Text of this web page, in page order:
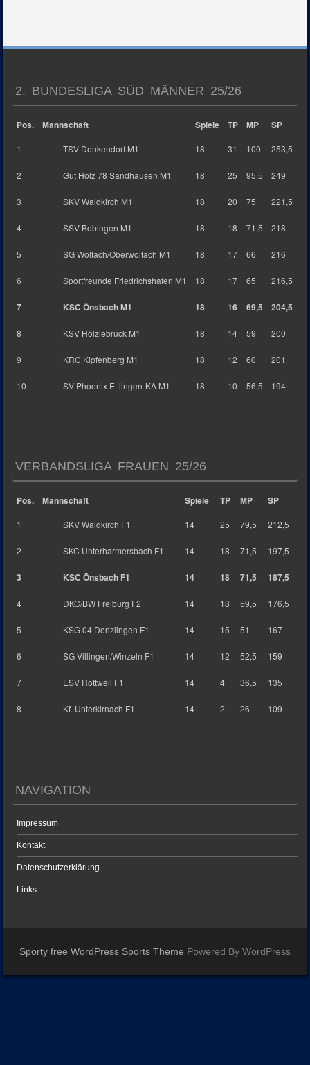
2. BUNDESLIGA SÜD MÄNNER 25/26
Pos. Mannschaft Spiele TP MP SP
1 TSV Denkendorf M1 18 31 100 253,5
2 Gut Holz 78 Sandhausen M1 18 25 95,5 249
3 SKV Waldkirch M1 18 20 75 221,5
4 SSV Bobingen M1 18 18 71,5 218
5 SG Wolfach/Oberwolfach M1 18 17 66 216
6 Sportfreunde Friedrichshafen M1 18 17 65 216,5
7 KSC Önsbach M1 18 16 69,5 204,5
8 KSV Hölzlebruck M1 18 14 59 200
9 KRC Kipfenberg M1 18 12 60 201
10 SV Phoenix Ettlingen-KA M1 18 10 56,5 194
VERBANDSLIGA FRAUEN 25/26
Pos. Mannschaft Spiele TP MP SP
1 SKV Waldkirch F1 14 25 79,5 212,5
2 SKC Unterharmersbach F1 14 18 71,5 197,5
3 KSC Önsbach F1 14 18 71,5 187,5
4 DKC/BW Freiburg F2 14 18 59,5 176,5
5 KSG 04 Denzlingen F1 14 15 51 167
6 SG Villingen/Winzeln F1 14 12 52,5 159
7 ESV Rottweil F1 14 4 36,5 135
8 Kf. Unterkirnach F1 14 2 26 109
NAVIGATION
Impressum
Kontakt
Datenschutzerklärung
Links
Sporty free WordPress Sports Theme Powered By WordPress